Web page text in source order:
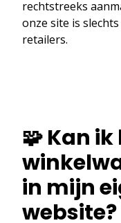
rechtstreeks
onze site is
retailers.
🧩 Kan
in mijn
website?